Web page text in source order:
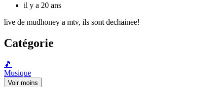
il y a 20 ans
live de mudhoney a mtv, ils sont dechainee!
Catégorie
🎵
Musique
Voir moins